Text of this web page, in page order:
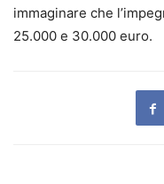
immaginare che
25.000 e 30.000 euro.